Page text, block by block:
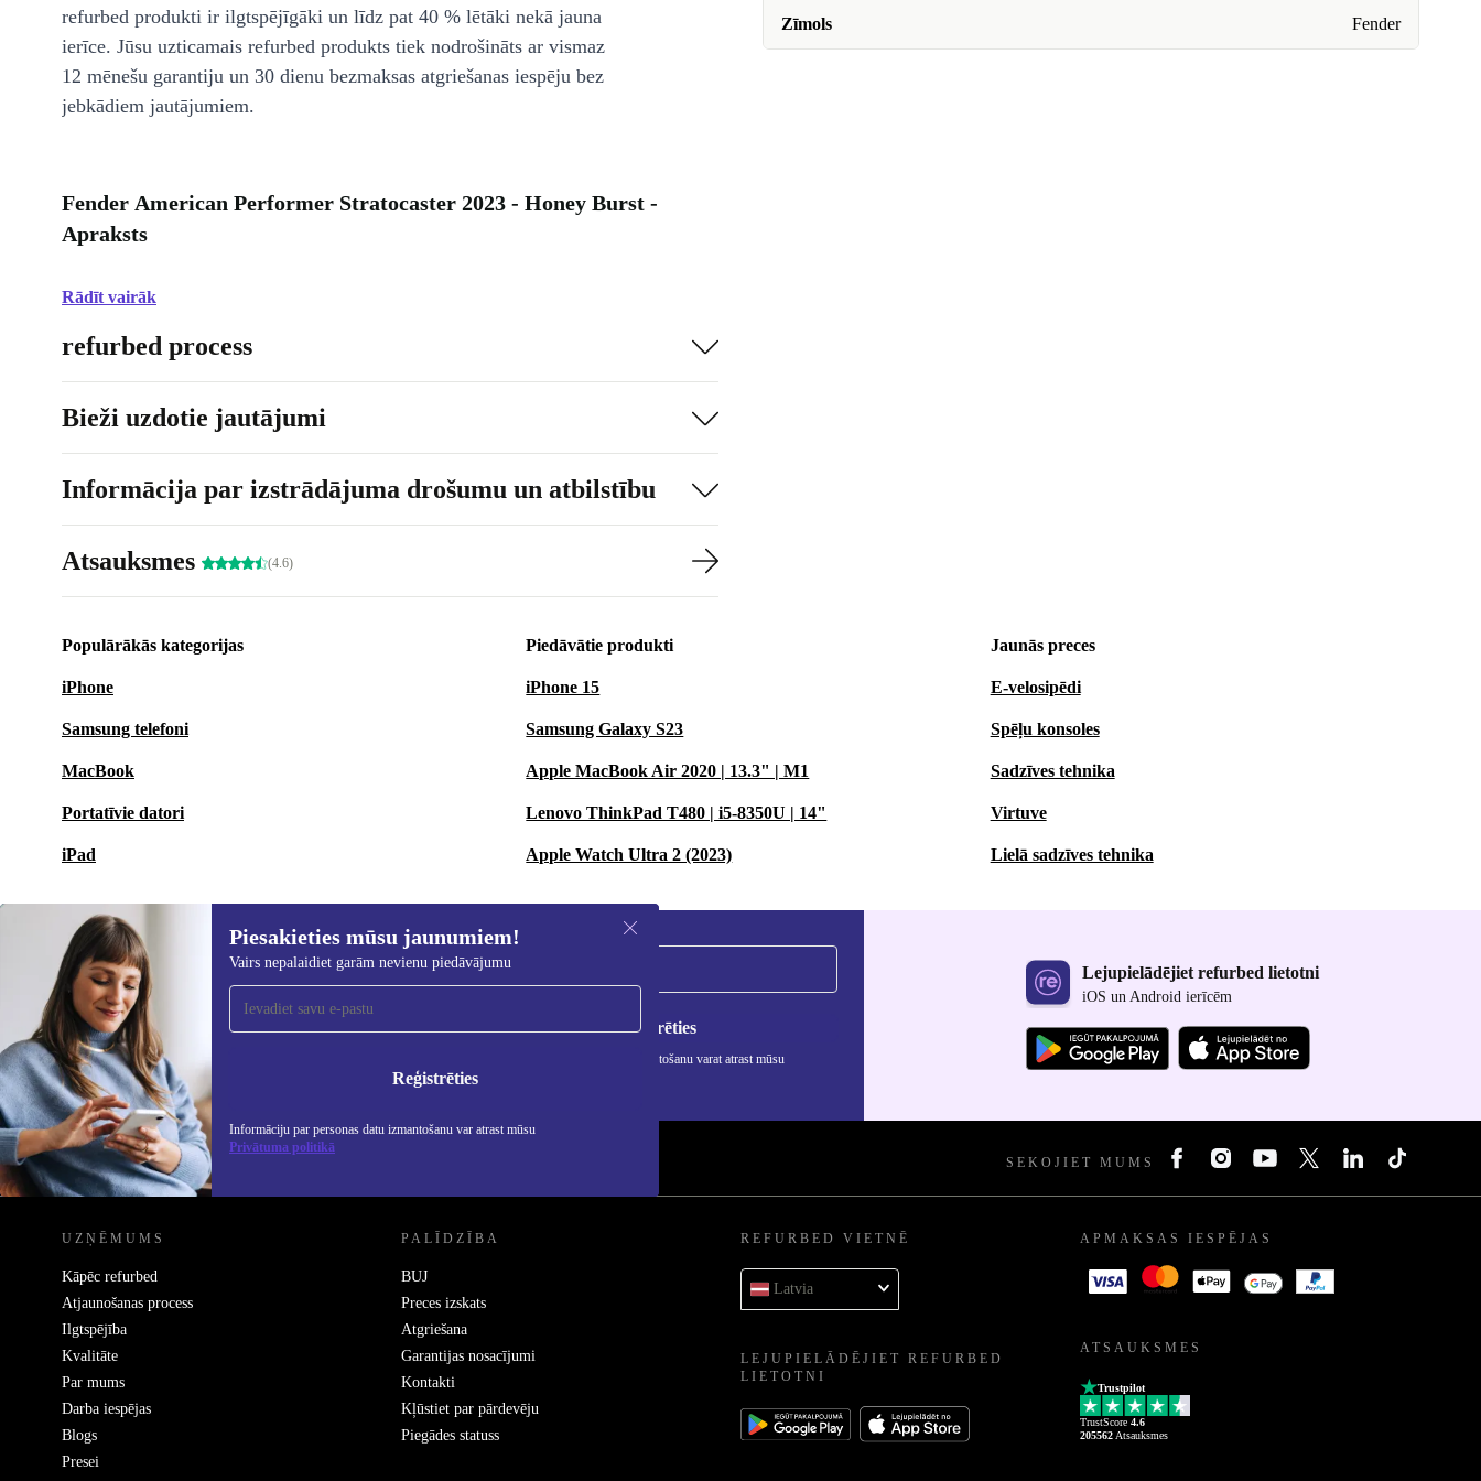
Zīmols Fender
refurbed produkti ir ilgtspējīgāki un līdz pat 40 % lētāki nekā jauna
ierīce. Jūsu uzticamais refurbed produkts tiek nodrošināts ar vismaz
12 mēnešu garantiju un 30 dienu bezmaksas atgriešanas iespēju bez
jebkādiem jautājumiem.
Fender American Performer Stratocaster 2023 - Honey Burst -
Apraksts
Rādīt vairāk
refurbed process
Bieži uzdotie jautājumi
Informācija par izstrādājuma drošumu un atbilstību
Atsauksmes (4.6)
Populārākās kategorijas
iPhone
Samsung telefoni
MacBook
Portatīvie datori
iPad
Piedāvātie produkti
iPhone 15
Samsung Galaxy S23
Apple MacBook Air 2020 | 13.3" | M1
Lenovo ThinkPad T480 | i5-8350U | 14"
Apple Watch Ultra 2 (2023)
Jaunās preces
E-velosipēdi
Spēļu konsoles
Sadzīves tehnika
Virtuve
Lielā sadzīves tehnika
Piesakieties mūsu jaunumiem!
Vairs nepalaidiet garām nevienu piedāvājumu
Reģistrēties
Informāciju par personas datu izmantošanu var atrast mūsu
Privātuma politikā
Piesakieties mūsu jaunumu
saņemšanai!
Nekad vairs nepalaidiet garām nevienu
piedāvājumu.
Reģistrēties
Informāciju par personas datu izmantošanu varat atrast mūsu
Privātuma politikā
Lejupielādējiet refurbed lietotni
iOS un Android ierīcēm
REFURBED - RETHINK NEW. SEKOJIET MUMS
UZŅĒMUMS
Kāpēc refurbed
Atjaunošanas process
Ilgtspējība
Kvalitāte
Par mums
Darba iespējas
Blogs
Presei
PALĪDZĪBA
BUJ
Preces izskats
Atgriešana
Garantijas nosacījumi
Kontakti
Kļūstiet par pārdevēju
Piegādes statuss
REFURBED VIETNĒ
Latvia
LEJUPIELĀDĒJIET REFURBED
LIETOTNI
APMAKSAS IESPĒJAS
ATSAUKSMES
Trustpilot
TrustScore 4.6
205562 Atsauksmes